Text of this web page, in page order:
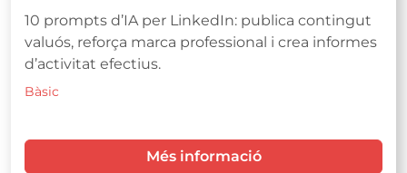
10 prompts d’IA per LinkedIn: publica contingut
valuós, reforça marca professional i crea informes
d’activitat efectius.
Bàsic
Més informació